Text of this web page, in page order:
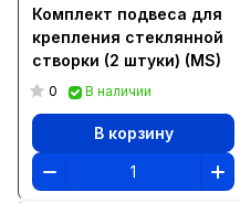
Комплект подвеса для
крепления стеклянной
створки (2 штуки) (MS)
0 В наличии
В корзину